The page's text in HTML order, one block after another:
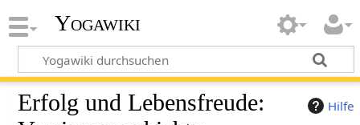
Yogawiki
Hilfe
Erfolg und Lebensfreude: